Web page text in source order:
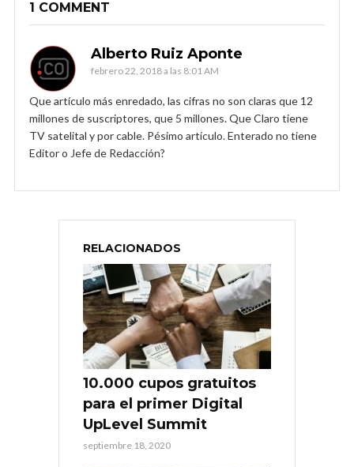
1 COMMENT
Alberto Ruiz Aponte
febrero 22, 2018 a las 8:01 AM
Que artículo más enredado, las cifras no son claras que 12
millones de suscriptores, que 5 millones. Que Claro tiene
TV satelital y por cable. Pésimo artículo. Enterado no tiene
Editor o Jefe de Redacción?
RELACIONADOS
10.000 cupos gratuitos
para el primer Digital
UpLevel Summit
septiembre 18, 2020